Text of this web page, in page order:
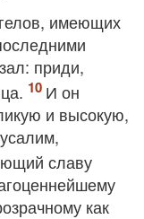
имеющих
приди,
И он
и высокую,
славу
как